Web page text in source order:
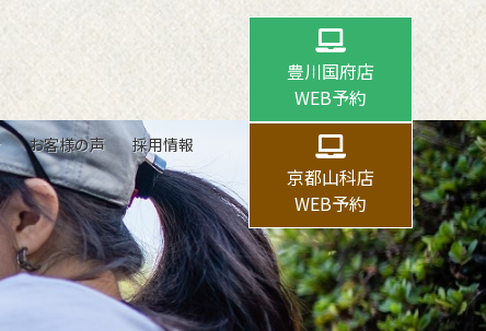
お客様の声 採用情報
豊川国府店
WEB予約
京都山科店
WEB予約